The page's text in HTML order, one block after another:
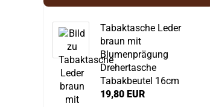
Tabaktasche Leder
braun mit
Blumenprägung
Drehertasche
Tabakbeutel 16cm
19,80 EUR